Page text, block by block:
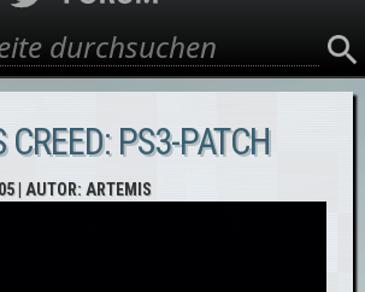
CREED: PS3-PATCH
| AUTOR: ARTEMIS